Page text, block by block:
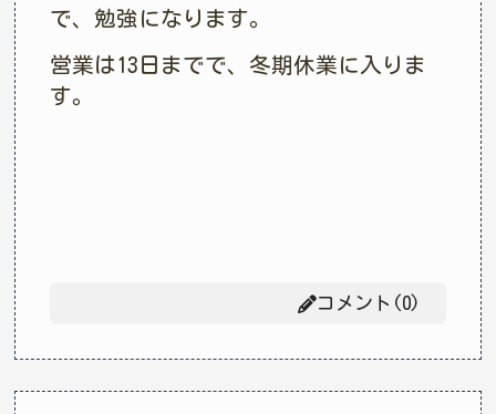
で、勉強になります。
営業は13日までで、冬期休業に入りま
す。
コメント(0)